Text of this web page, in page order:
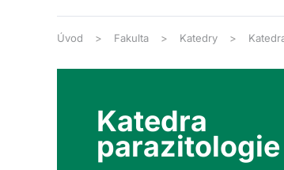
Úvod Fakulta Katedry
Katedra
parazitologie